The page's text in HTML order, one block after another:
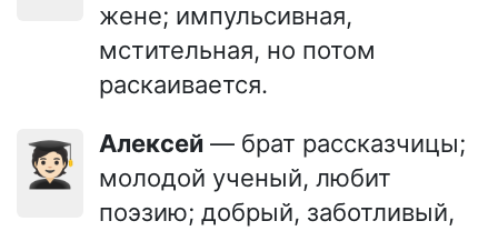
жене; импульсивная,
мстительная, но потом
раскаивается.
🧑🏻‍🎓 Алексей — брат рассказчицы;
молодой ученый, любит
поэзию; добрый, заботливый,